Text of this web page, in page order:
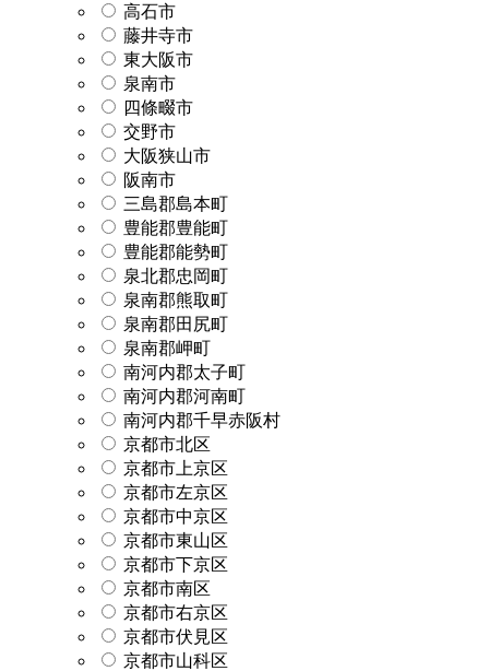
高石市
藤井寺市
東大阪市
泉南市
四條畷市
交野市
大阪狭山市
阪南市
三島郡島本町
豊能郡豊能町
豊能郡能勢町
泉北郡忠岡町
泉南郡熊取町
泉南郡田尻町
泉南郡岬町
南河内郡太子町
南河内郡河南町
南河内郡千早赤阪村
京都市北区
京都市上京区
京都市左京区
京都市中京区
京都市東山区
京都市下京区
京都市南区
京都市右京区
京都市伏見区
京都市山科区